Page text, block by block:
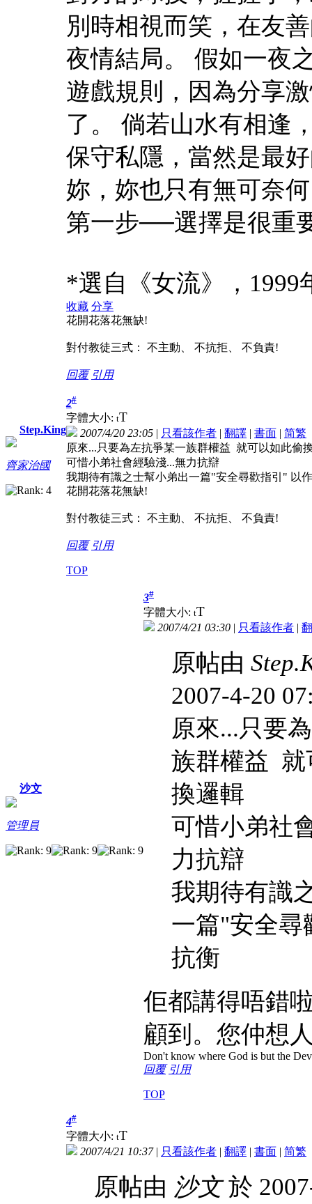
別時相視而笑，在友
夜情結局。 假如一夜
遊戲規則，因為分享
了。 倘若山水有相逢
保守私隱，當然是最
妳，妳也只有無可奈
第一步──選擇是很重
*選自《女流》，1999
收藏 分享
花開花落花無缺!
對付教徒三式： 不主動、 不抗拒、 不負責!
回覆 引用
Step.King
齊家治國
2#
字體大小: tT
2007/4/20 23:05 | 只看該作者 | 翻譯 | 書面 | 简繁
原來...只要為左抗爭某一族群權益 就可以如此偷
可惜小弟社會經驗淺...無力抗辯
我期待有識之士幫小弟出一篇"安全尋歡指引" 以
花開花落花無缺!
對付教徒三式： 不主動、 不抗拒、 不負責!
回覆 引用
TOP
沙文
管理員
3#
字體大小: tT
2007/4/21 03:30 | 只看該作者 |
原帖由
2007-4-20
原來...只要
族群權益 就
換邏輯
可惜小弟社
力抗辯
我期待有識
一篇"安全尋
抗衡
佢都講得唔錯
顧到。您仲想
Don't know where God is but the
回覆 引用
TOP
4#
字體大小: tT
2007/4/21 10:37| 只看該作者 | 翻譯 | 書面 | 简繁
原帖由 沙文於